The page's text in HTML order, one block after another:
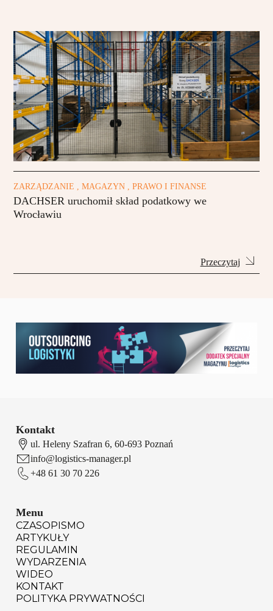
ZARZĄDZANIE , MAGAZYN , PRAWO I FINANSE
DACHSER uruchomił skład podatkowy we
Wrocławiu
Przeczytaj
Kontakt
ul. Heleny Szafran 6, 60-693 Poznań
info@logistics-manager.pl
+48 61 30 70 226
Menu
CZASOPISMO
ARTYKUŁY
REGULAMIN
WYDARZENIA
WIDEO
KONTAKT
POLITYKA PRYWATNOŚCI